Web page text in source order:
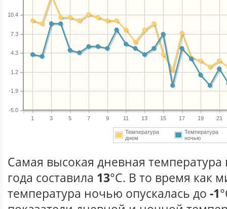
1 3 5 7 9 11 13 15 17 19 21
-5.0
-1.9
1.2
4.3
7.3
10.4
Температура
днем
Температура
ночью
Самая высокая дневная температура
года составила 13°С. В то время как
температура ночью опускалась до -1